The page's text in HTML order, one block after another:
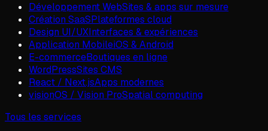
Développement WebSites & apps sur mesure
Création SaaSPlateformes cloud
Design UI/UXInterfaces & expériences
Application MobileiOS & Android
E-commerceBoutiques en ligne
WordPressSites CMS
React / Next.jsApps modernes
visionOS / Vision ProSpatial computing
Tous les services